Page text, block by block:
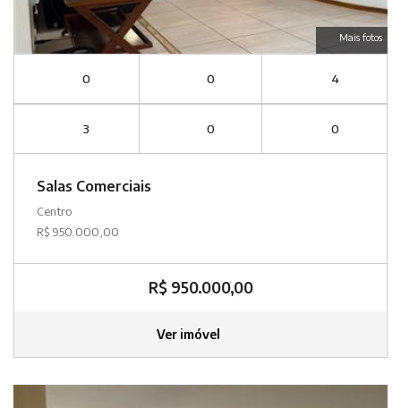
Mais fotos
0 0 4
3 0 0
Salas Comerciais
Centro
R$ 950.000,00
R$ 950.000,00
Ver imóvel